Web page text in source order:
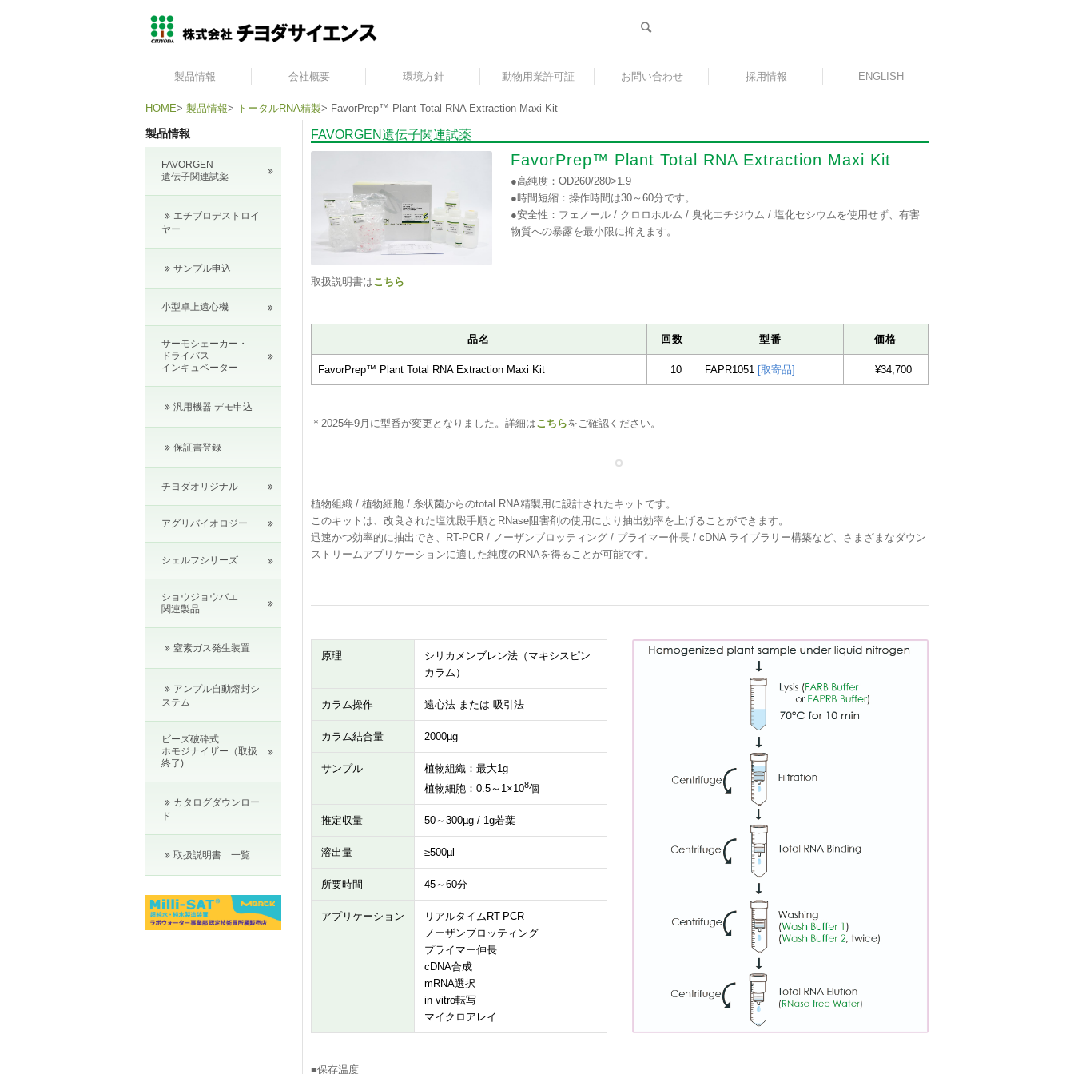
製品情報 会社概要 環境方針 動物用業許可証 お問い合わせ 採用情報 ENGLISH
HOME> 製品情報> トータルRNA精製> FavorPrep™ Plant Total RNA Extraction Maxi Kit
FAVORGEN遺伝子関連試薬
取扱説明書はこちら
FavorPrep™ Plant Total RNA Extraction Maxi Kit
●高純度：OD260/280>1.9
●時間短縮：操作時間は30～60分です。
●安全性：フェノール / クロロホルム / 臭化エチジウム / 塩化セシウムを使用せず、有害
物質への暴露を最小限に抑えます。
品名 回数 型番 価格
FavorPrep™ Plant Total RNA Extraction Maxi Kit 10 FAPR1051[取寄品] ¥34,700
＊2025年9月に型番が変更となりました。詳細はこちらをご確認ください。
植物組織 / 植物細胞 / 糸状菌からのtotal RNA精製用に設計されたキットです。
このキットは、改良された塩沈殿手順とRNase阻害剤の使用により抽出効率を上げることができます。
迅速かつ効率的に抽出でき、RT-PCR / ノーザンブロッティング / プライマー伸長 / cDNA ライブラリー構築など、さまざまなダウン
ストリームアプリケーションに適した純度のRNAを得ることが可能です。
原理
シリカメンブレン法（マキシスピン
カラム）
カラム操作 遠心法 または 吸引法
カラム結合量 2000µg
サンプル
植物組織：最大1g
植物細胞：0.5～1×108個
推定収量 50～300µg / 1g若葉
溶出量 ≥500µl
所要時間 45～60分
アプリケーション
リアルタイムRT-PCR
ノーザンブロッティング
プライマー伸長
cDNA合成
mRNA選択
in vitro転写
マイクロアレイ
■保存温度
製品情報
FAVORGEN
遺伝子関連試薬
エチブロデストロイ
ヤー
サンプル申込
小型卓上遠心機
サーモシェーカー・
ドライバス
インキュベーター
汎用機器 デモ申込
保証書登録
チヨダオリジナル
アグリバイオロジー
シェルフシリーズ
ショウジョウバエ
関連製品
窒素ガス発生装置
アンプル自動熔封シ
ステム
ビーズ破砕式
ホモジナイザー（取扱
終了)
カタログダウンロー
ド
取扱説明書 一覧